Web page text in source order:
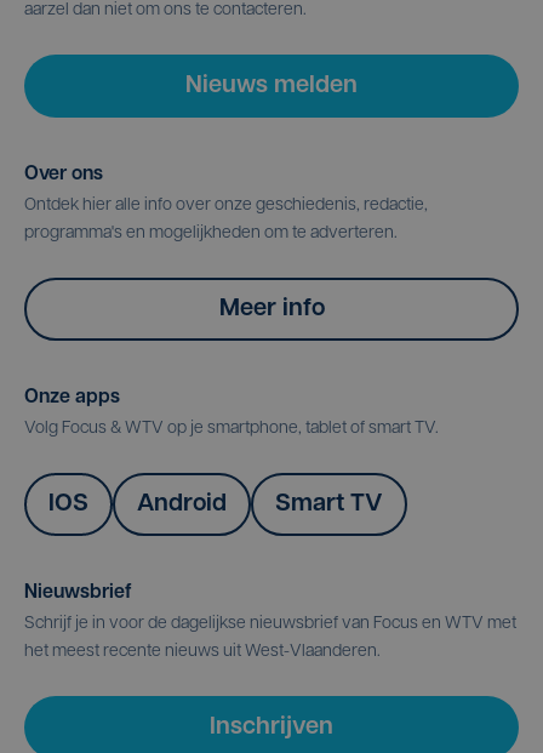
aarzel dan niet om ons te contacteren.
Nieuws melden
Over ons
Ontdek hier alle info over onze geschiedenis, redactie,
programma's en mogelijkheden om te adverteren.
Meer info
Onze apps
Volg Focus & WTV op je smartphone, tablet of smart TV.
IOS Android Smart TV
Nieuwsbrief
Schrijf je in voor de dagelijkse nieuwsbrief van Focus en WTV met
het meest recente nieuws uit West-Vlaanderen.
Inschrijven